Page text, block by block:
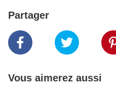
Partager
Vous aimerez aussi